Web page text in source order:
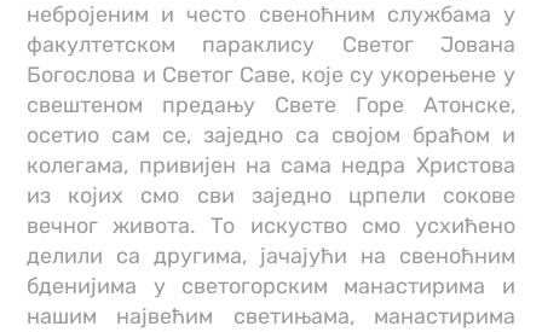
небројеним и често свеноћним службама у
факултетском параклису Светог Јована
Богослова и Светог Саве, које су укорењене у
свештеном предању Свете Горе Атонске,
осетио сам се, заједно са својом браћом и
колегама, привијен на сама недра Христова
из којих смо сви заједно црпели сокове
вечног живота. То искуство смо усхићено
делили са другима, јачајући на свеноћним
бденијима у светогорским манастирима и
нашим највећим светињама, манастирима